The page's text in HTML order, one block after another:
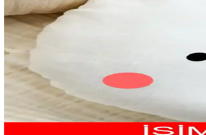
Çocuk mutfak önlükleri, güvenlik ve dekoratif açıdan önemli
Superman Temalı Çocuk Odası Nevresim
Superman nevresim takımları, çocuk odalarına canlılık ve
Oyun Çadırlarıyla Dekorasyonun Eğlenceli ve
Çocukların hayal dünyasını genişleten, güvenli ve estetik
Mutlu Su Aygırı: Çocuklar İçin Eğlenceli ve
Mutlu Su Aygırı, çocuklara özgüven kazandıran, renkli